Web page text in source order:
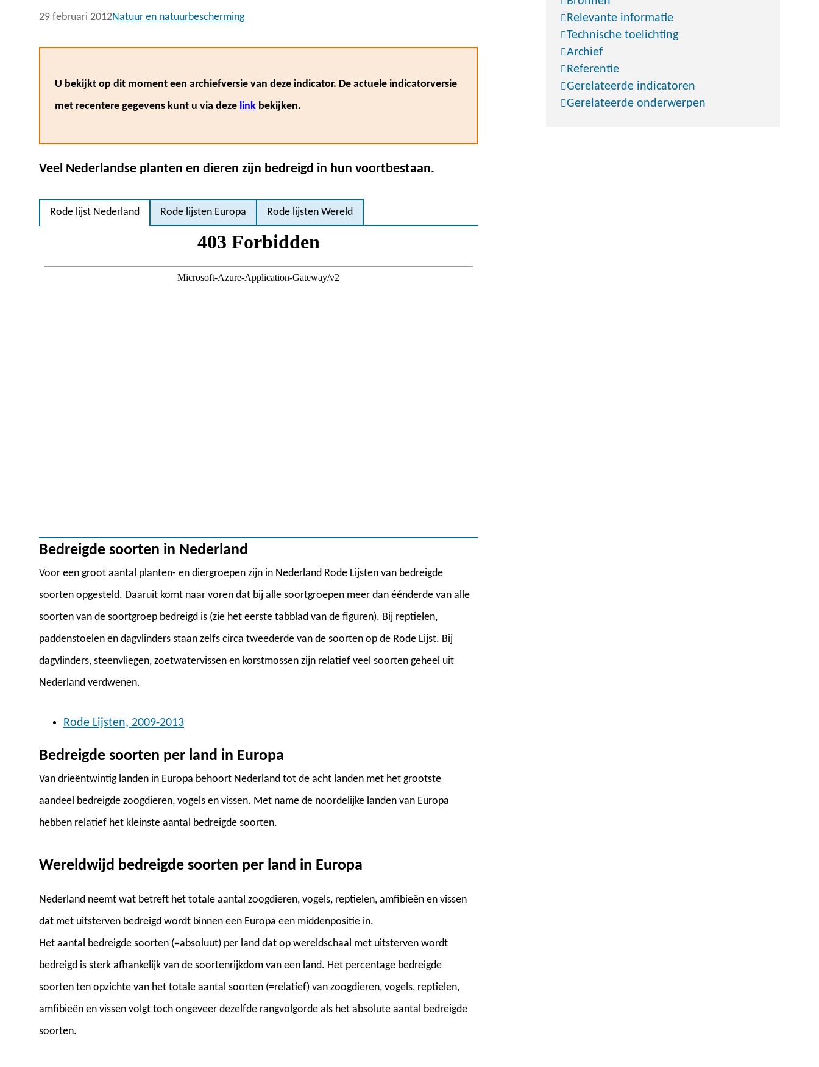
29 februari 2012Natuur en natuurbescherming
Relevante informatie
Technische toelichting
Archief
Referentie
Gerelateerde indicatoren
Gerelateerde onderwerpen
U bekijkt op dit moment een archiefversie van deze indicator. De actuele indicatorversie
met recentere gegevens kunt u via deze link bekijken.
Veel Nederlandse planten en dieren zijn bedreigd in hun voortbestaan.
Rode lijst Nederland Rode lijsten Europa Rode lijsten Wereld
Bedreigde soorten in Nederland
Voor een groot aantal planten- en diergroepen zijn in Nederland Rode Lijsten van bedreigde
soorten opgesteld. Daaruit komt naar voren dat bij alle soortgroepen meer dan éénderde van alle
soorten van de soortgroep bedreigd is (zie het eerste tabblad van de figuren). Bij reptielen,
paddenstoelen en dagvlinders staan zelfs circa tweederde van de soorten op de Rode Lijst. Bij
dagvlinders, steenvliegen, zoetwatervissen en korstmossen zijn relatief veel soorten geheel uit
Nederland verdwenen.
Rode Lijsten, 2009-2013
Bedreigde soorten per land in Europa
Van drieëntwintig landen in Europa behoort Nederland tot de acht landen met het grootste
aandeel bedreigde zoogdieren, vogels en vissen. Met name de noordelijke landen van Europa
hebben relatief het kleinste aantal bedreigde soorten.
Wereldwijd bedreigde soorten per land in Europa
Nederland neemt wat betreft het totale aantal zoogdieren, vogels, reptielen, amfibieën en vissen
dat met uitsterven bedreigd wordt binnen een Europa een middenpositie in.
Het aantal bedreigde soorten (=absoluut) per land dat op wereldschaal met uitsterven wordt
bedreigd is sterk afhankelijk van de soortenrijkdom van een land. Het percentage bedreigde
soorten ten opzichte van het totale aantal soorten (=relatief) van zoogdieren, vogels, reptielen,
amfibieën en vissen volgt toch ongeveer dezelfde rangvolgorde als het absolute aantal bedreigde
soorten.